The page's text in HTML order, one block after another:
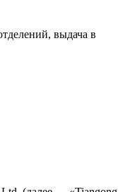
выдача в